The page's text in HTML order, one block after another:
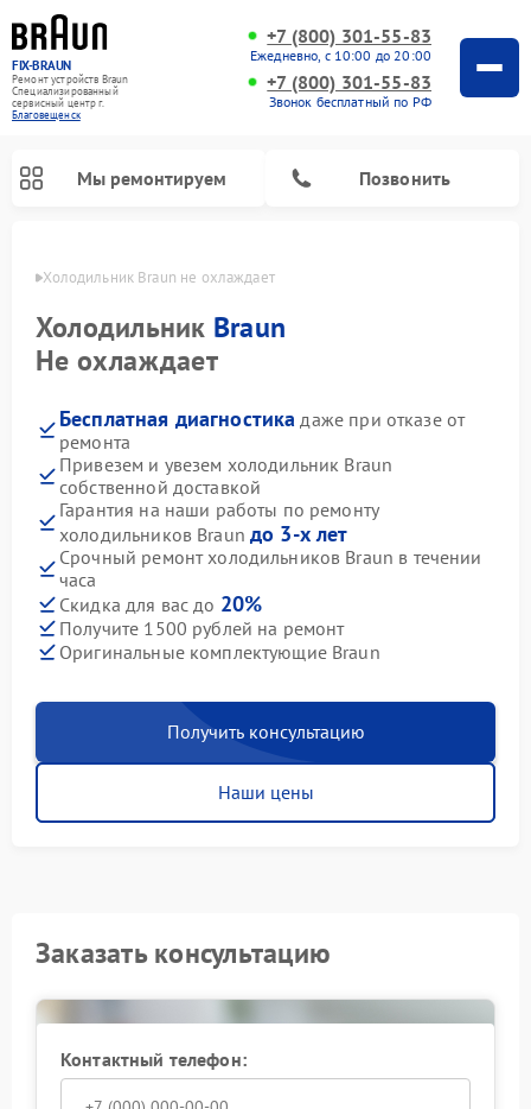
FIX-BRAUN
Ремонт устройств Braun
Специализированный
cервисный центр г.
Благовещенск
+7 (800) 301-55-83
Ежедневно, с 10:00 до 20:00
+7 (800) 301-55-83
Звонок бесплатный по РФ
Мы ремонтируем Позвонить
Холодильник Braun не охлаждает
Холодильник Braun
Не охлаждает
Бесплатная диагностика даже при отказе от
ремонта
Привезем и увезем холодильник Braun
собственной доставкой
Гарантия на наши работы по ремонту
холодильников Braunдо 3-х лет
Срочный ремонт холодильников Braun в течении
часа
Скидка для вас до 20%
Получите 1500 рублей на ремонт
Оригинальные комплектующие Braun
Получить консультацию
Наши цены
Заказать консультацию
Контактный телефон: